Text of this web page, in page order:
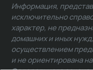
Информация,
исключительно
характер, не
домашних и иных
осуществлением
и не ориентирована